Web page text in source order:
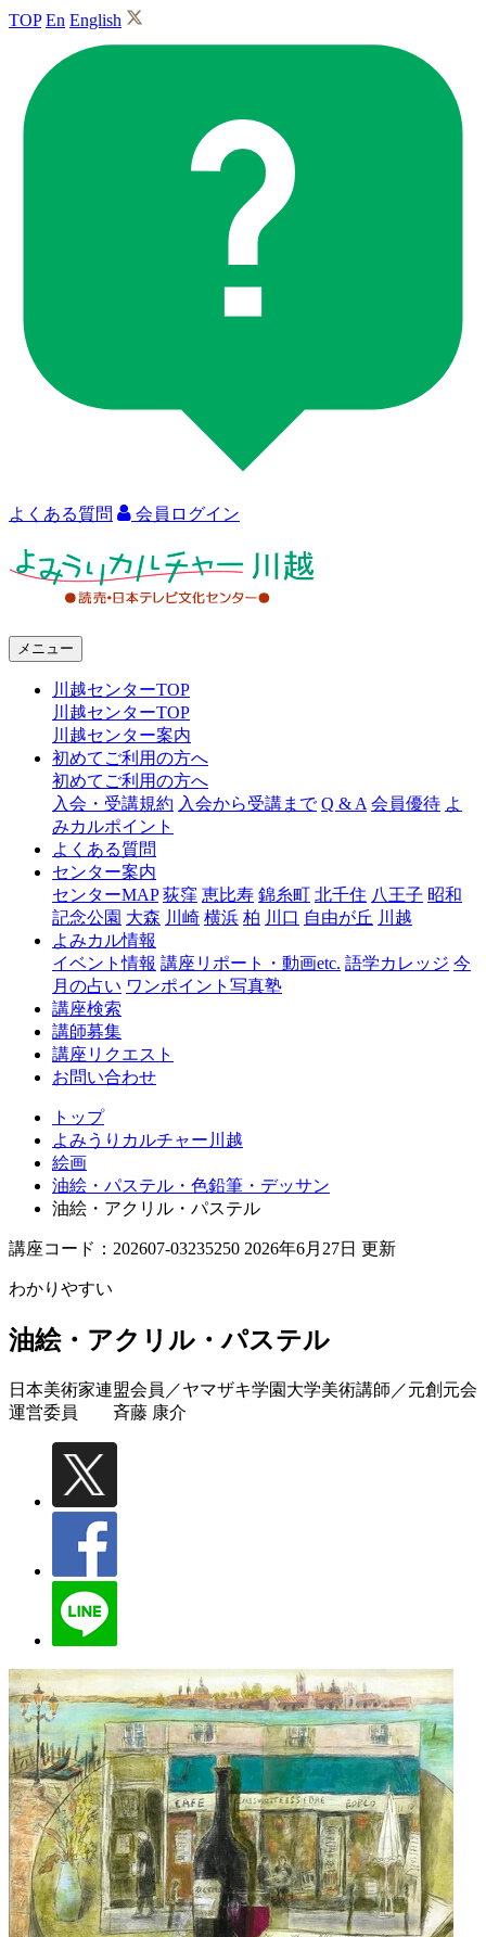
TOP En English
よくある質問 会員ログイン
ャ
越
メニュー
川越センターTOP
川越センターTOP
川越センター案内
初めてご利用の方へ
初めてご利用の方へ
入会・受講規約 入会から受講まで Q & A 会員優待 よ
みカルポイント
よくある質問
センター案内
センターMAP 荻窪 恵比寿 錦糸町 北千住 八王子 昭和
記念公園 大森 川崎 横浜 柏 川口 自由が丘 川越
よみカル情報
イベント情報 講座リポート・動画etc. 語学カレッジ 今
月の占い ワンポイント写真塾
講座検索
講師募集
講座リクエスト
お問い合わせ
トップ
よみうりカルチャー川越
絵画
油絵・パステル・色鉛筆・デッサン
油絵・アクリル・パステル
講座コード：202607-03235250 2026年6月27日 更新
わかりやすい
油絵・アクリル・パステル
日本美術家連盟会員／ヤマザキ学園大学美術講師／元創元会
運営委員 斉藤 康介